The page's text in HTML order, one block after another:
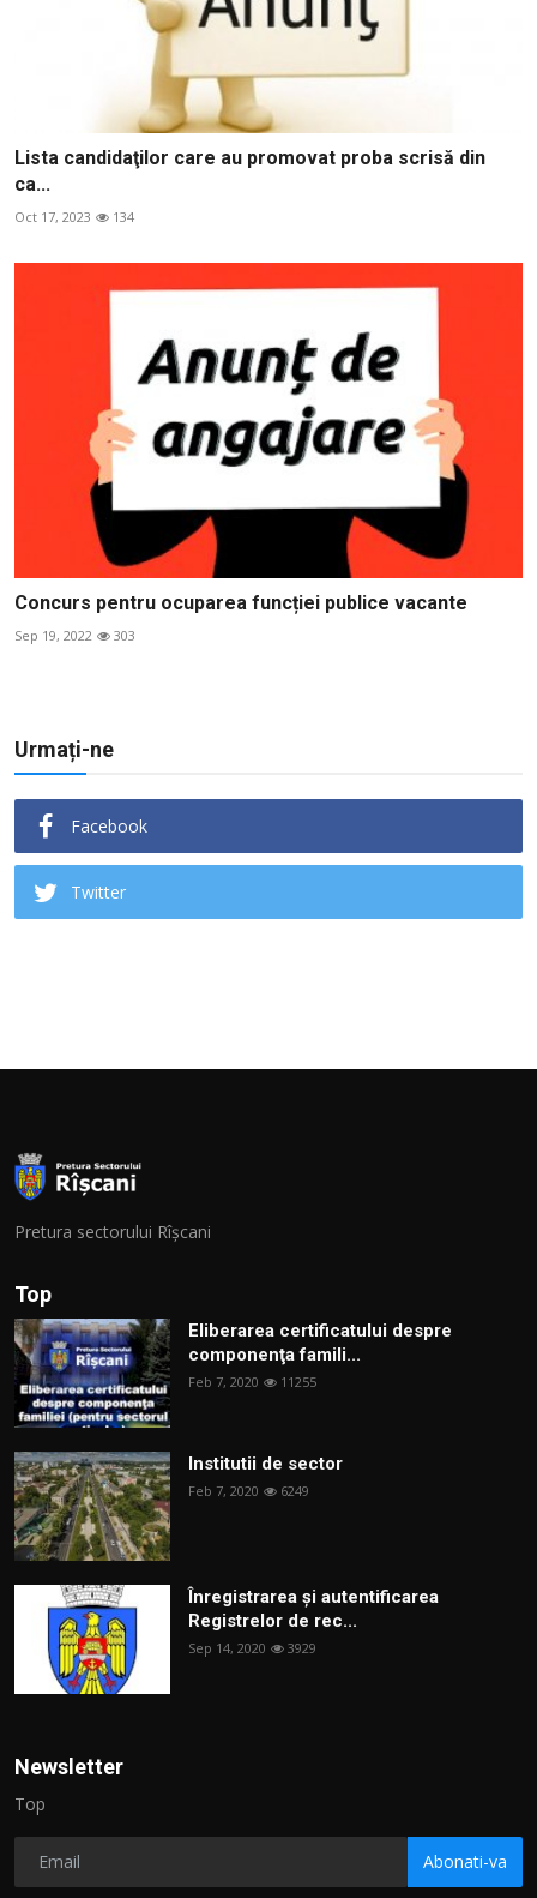
Lista candidaţilor care au promovat proba scrisă din
ca...
Oct 17, 2023 134
Concurs pentru ocuparea funcției publice vacante
Sep 19, 2022 303
Urmați-ne
Facebook
Twitter
Pretura sectorului Rîșcani
Top
Eliberarea certificatului despre
componenţa famili...
Feb 7, 2020 11255
Institutii de sector
Feb 7, 2020 6249
Înregistrarea și autentificarea
Registrelor de rec...
Sep 14, 2020 3929
Newsletter
Top
Abonati-va